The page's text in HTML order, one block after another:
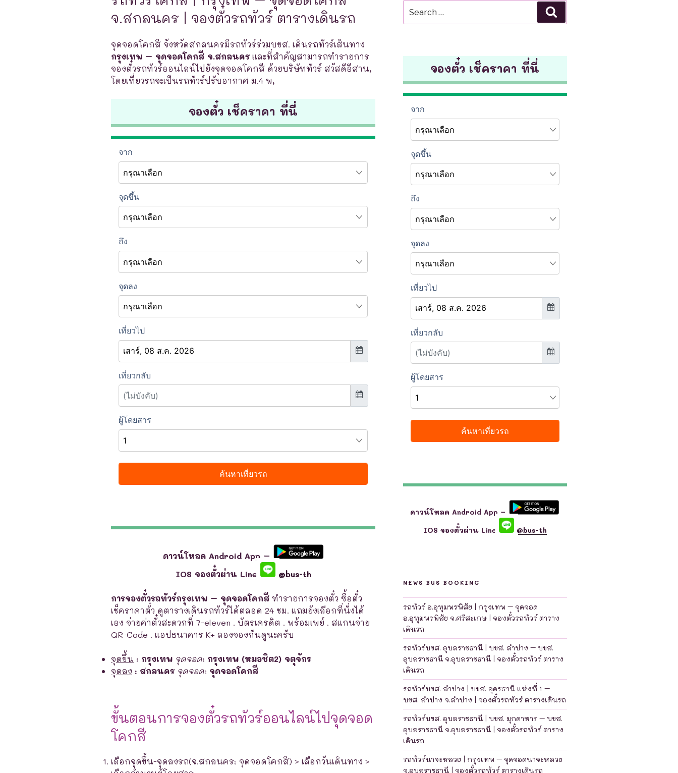
จ.สกลนคร | จองตั๋วรถทัวร์ ตารางเดินรถ
จุดจอดโคกสี จังหวัดสกลนครมีรถทัวร์ร่วมบขส. เดินรถทัวร์เส้นทาง
กรุงเทพ – จุดจอดโคกสี จ.สกลนคร และที่สำคัญสามารถทำรายการ
จองตั๋วรถทัวร์ออนไลน์ไปยังจุดจอดโคกสี ด้วยบริษัททัวร์ สวัสดีอีสาน,
โดยเที่ยวรถจะเป็นรถทัวร์ปรับอากาศ ม.4 พ,
จองตั๋ว เช็คราคา ที่นี่
ดาวน์โหลด Android App –
IOS จองตั๋วผ่าน Line
@bus-th
การจองตั๋วรถทัวร์กรุงเทพ – จุดจอดโคกสี ทำรายการจองตั๋ว ซื้อตั๋ว
เช็คราคาตั๋ว ดูตารางเดินรถทัวร์ได้ตลอด 24 ชม. แถมยังเลือกที่นั่งได้
เอง จ่ายค่าตั๋วสะดวกที่ 7-eleven . บัตรเครดิต . พร้อมเพย์ . สแกนจ่าย
QR-Code . แอปธนาคาร K+ ลองจองกันดูนะครับ
จุดขึ้น : กรุงเทพ จุดจอด: กรุงเทพ (หมอชิต2) จตุจักร
จุดลง : สกลนคร จุดจอด: จุดจอดโคกสี
ขั้นตอนการจองตั๋วรถทัวร์ออนไลน์ไปจุดจอด
โคกสี
เลือกจุดขึ้น-จุดลงรถ(จ.สกลนคร: จุดจอดโคกสี) > เลือกวันเดินทาง >
for:
จองตั๋ว เช็คราคา ที่นี่
ดาวน์โหลด Android App –
IOS จองตั๋วผ่าน Line
@bus-th
NEWS BUS BOOKING
รถทัวร์ อ.อุทุมพรพิสัย | กรุงเทพ – จุดจอด
อ.อุทุมพรพิสัย จ.ศรีสะเกษ | จองตั๋วรถทัวร์ ตาราง
เดินรถ
รถทัวร์บขส. อุบลราชธานี | บขส. ลำปาง – บขส.
อุบลราชธานี จ.อุบลราชธานี | จองตั๋วรถทัวร์ ตาราง
เดินรถ
รถทัวร์บขส. ลำปาง | บขส. อุดรธานี แห่งที่ 1 –
บขส. ลำปาง จ.ลำปาง | จองตั๋วรถทัวร์ ตารางเดินรถ
รถทัวร์บขส. อุบลราชธานี | บขส. มุกดาหาร – บขส.
อุบลราชธานี จ.อุบลราชธานี | จองตั๋วรถทัวร์ ตาราง
เดินรถ
รถทัวร์นาจะหลวย | กรุงเทพ – จุดจอดนาจะหลวย
จ.อุบลราชธานี | จองตั๋วรถทัวร์ ตารางเดินรถ